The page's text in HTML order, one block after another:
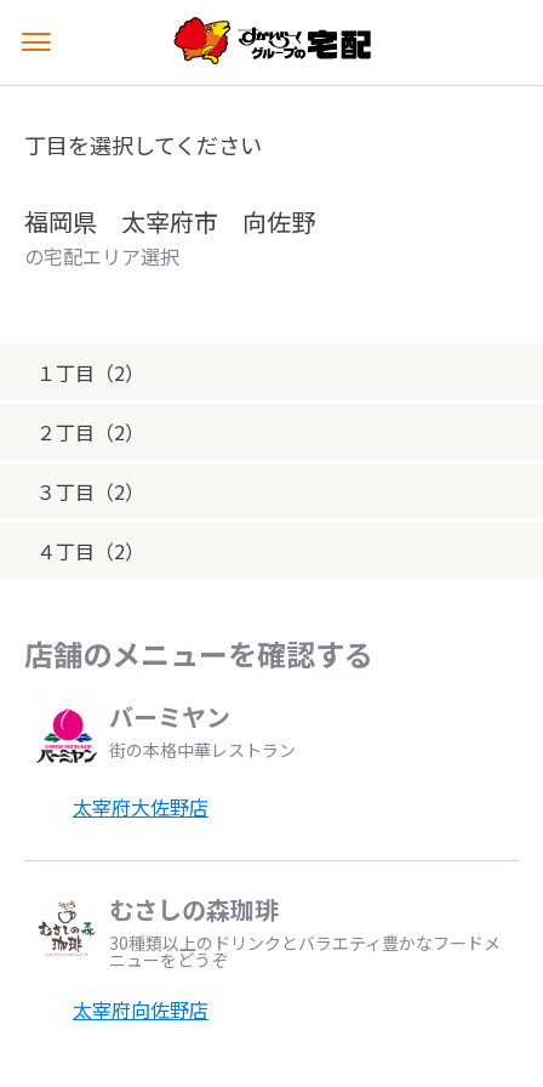
メ
ュ
を
丁目を選択してください
福岡県 太宰府市 向佐野
の宅配エリア選択
１丁目（2）
２丁目（2）
３丁目（2）
４丁目（2）
店舗のメニューを確認する
バーミヤン
街の本格中華レストラン
太宰府大佐野店
むさしの森珈琲
30種類以上のドリンクとバラエティ豊かなフードメ
ニューをどうぞ
太宰府向佐野店